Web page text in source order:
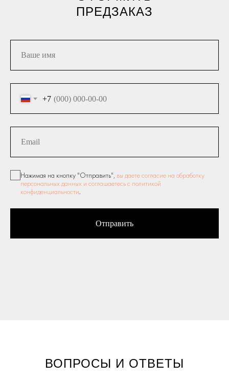
ПРЕДЗАКАЗ
+7
Нажимая на кнопку "Отправить", вы даете согласие на обработку
персональных данных и соглашаетесь c политикой
конфиденциальности.
Отправить
ВОПРОСЫ И ОТВЕТЫ